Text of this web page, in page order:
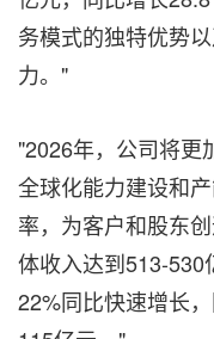
务模式的独特优势
力。"
"2026年，公司将更
全球化能力建设和
率，为客户和股东
体收入达到513-530
22%同比快速增长